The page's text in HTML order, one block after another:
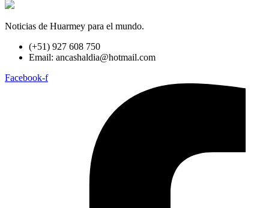
Noticias de Huarmey para el mundo.
(+51) 927 608 750
Email: ancashaldia@hotmail.com
Facebook-f